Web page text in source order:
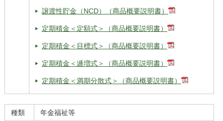
譲渡性貯金（NCD）（商品概要説明書）
定期積金＜定額式＞（商品概要説明書）
定期積金＜目標式＞（商品概要説明書）
定期積金＜逓増式＞（商品概要説明書）
定期積金＜満期分散式＞（商品概要説明書）
種類 年金福祉等